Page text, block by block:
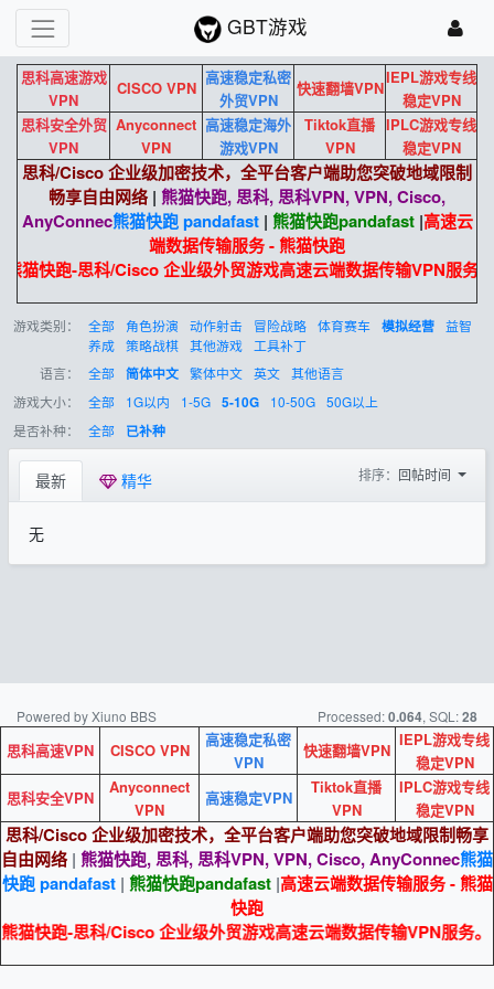
GBT游戏
思科高速游戏
VPN
CISCO VPN
高速稳定私密
外贸VPN
快速翻墙VPN
IEPL游戏专线
稳定VPN
思科安全外贸
VPN
Anyconnect
VPN
高速稳定海外
游戏VPN
Tiktok直播
VPN
IPLC游戏专线
稳定VPN
思科/Cisco 企业级加密技术，全平台客户端助您突破地域限制
畅享自由网络 | 熊猫快跑, 思科, 思科VPN, VPN, Cisco,
AnyConnec熊猫快跑 pandafast| 熊猫快跑pandafast|高速云
端数据传输服务 - 熊猫快跑
熊猫快跑-思科/Cisco 企业级外贸游戏高速云端数据传输VPN服务
游戏类别： 全部 角色扮演 动作射击 冒险战略 体育赛车 模拟经营 益智
养成 策略战棋 其他游戏
工具补丁
语言：
全部 简体中文 繁体中文 英文 其他语言
游戏大小：
全部 1G以内 1-5G 5-10G 10-50G 50G以上
是否补种：
全部 已补种
最新 精华 排序： 回帖时间
无
Powered by Xiuno BBS Processed:0.064, SQL:28
思科高速VPN CISCO VPN
高速稳定私密
VPN
快速翻墙VPN
IEPL游戏专线
稳定VPN
思科安全VPN
Anyconnect
VPN
高速稳定VPN
Tiktok直播
VPN
IPLC游戏专线
稳定VPN
思科/Cisco 企业级加密技术，全平台客户端助您突破地域限制畅享
自由网络 | 熊猫快跑, 思科, 思科VPN, VPN, Cisco, AnyConnec熊猫
快跑 pandafast| 熊猫快跑pandafast|高速云端数据传输服务 - 熊猫
快跑
熊猫快跑-思科/Cisco 企业级外贸游戏高速云端数据传输VPN服务。